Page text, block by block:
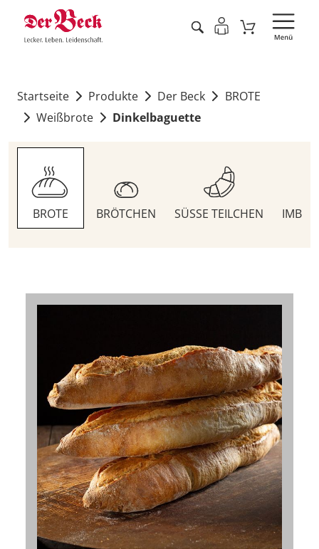
Startseite Produkte Der Beck
BROTE
Weißbrote
Dinkelbaguette
BROTE BRÖTCHEN SÜSSE TEILCHEN